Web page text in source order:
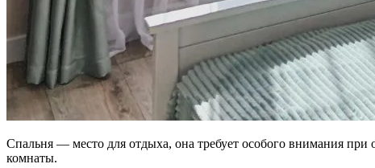
Спальня — место для отдыха, она требует особого внимания
комнаты.